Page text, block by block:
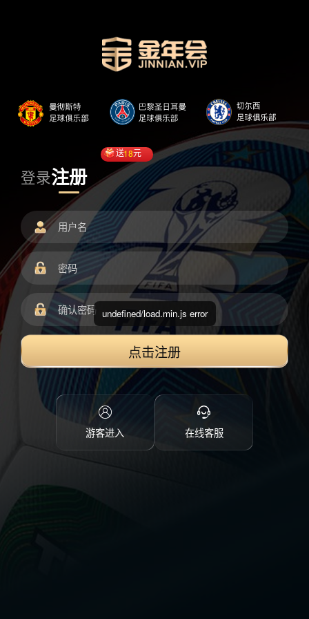
登录注册
送18元
点击注册
游客进入 在线客服
undefined/load.min.js error